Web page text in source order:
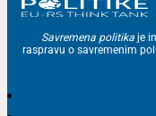
Savremena politika je
raspravu o savremenim